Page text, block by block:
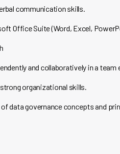
communication skills.
Office Suite (Word, Excel,
and collaboratively in a team
organizational skills.
data governance concepts and